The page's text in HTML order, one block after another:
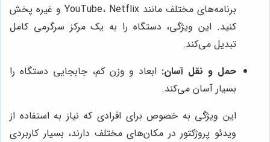
برنامه‌های مختلف مانند YouTube، Netflix و غیره پخش
کنید. این ویژگی، دستگاه را به یک مرکز سرگرمی کامل
تبدیل می‌کند.
حمل و نقل آسان: ابعاد و وزن کم، جابجایی دستگاه را
بسیار آسان می‌کند.
این ویژگی به خصوص برای افرادی که نیاز به استفاده از
ویدئو پروژکتور در مکان‌های مختلف دارند، بسیار کاربردی